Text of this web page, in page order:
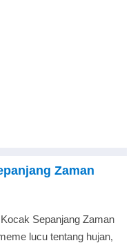
Zaman
Sepanjang Zaman
lucu tentang hujan,